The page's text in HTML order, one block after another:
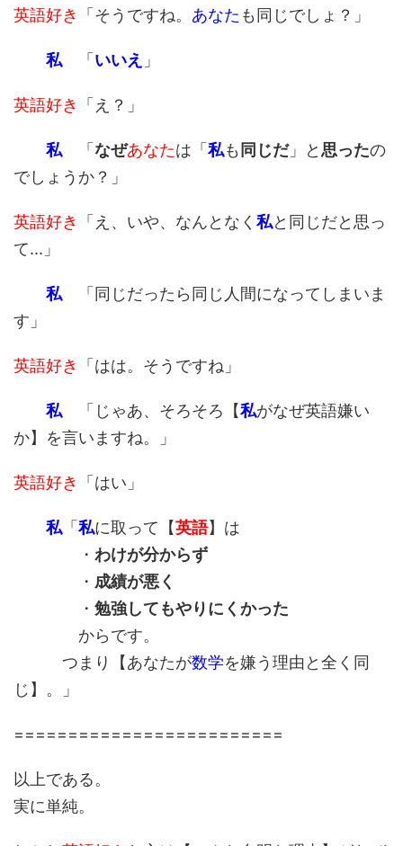
英語好き 「そうですね。 あなた も同じでしょ？」
私 「 いいえ 」
英語好き 「え？」
私 「 なぜあなたは「 私も 同じだ」と思ったの
でしょうか？」
英語好き 「え、いや、なんとなく 私と同じだと思っ
て...」
私 「同じだったら同じ人間になってしまいま
す」
英語好き 「はは。そうですね」
私 「じゃあ、そろそろ【私がなぜ英語嫌い
か】を言いますね。」
英語好き 「はい」
私 「 私に取って【英語】は
・ わけが分からず
・ 成績が悪く
・ 勉強してもやりにくかった
からです。
つまり【あなたが数学を嫌う理由と全く同
じ】。」
=========================
以上である。
実に単純。